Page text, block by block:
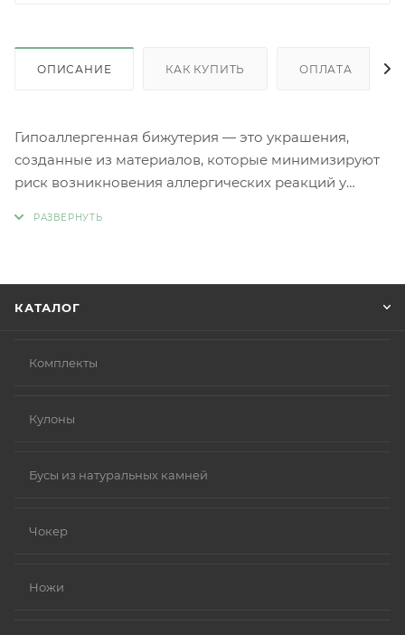
ОПИСАНИЕ КАК КУПИТЬ ОПЛАТА
Гипоаллергенная бижутерия — это украшения,
созданные из материалов, которые минимизируют
риск возникновения аллергических реакций у
гипоаллергенной бижутерии используются
Нержавеющая сталь.
в сплаве может вызывать реакцию).
покрытия других металлов, таких как золото или
Золото (особенно высокой пробы, хотя даже
Платина.
КАТАЛОГ
Комплекты
Кулоны
Бусы из натуральных камней
Чокер
Ножи